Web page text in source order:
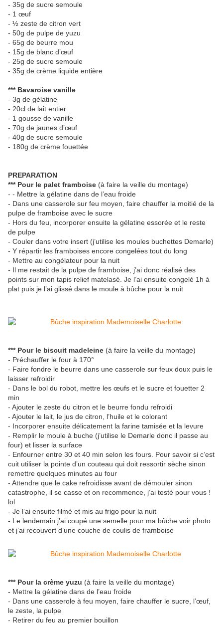
- 35g de sucre semoule
- 1 œuf
- ½ zeste de citron vert
- 50g de pulpe de yuzu
- 65g de beurre mou
- 15g de blanc d’œuf
- 25g de sucre semoule
- 35g de crème liquide entière
*** Bavaroise vanille
- 3g de gélatine
- 20cl de lait entier
- 1 gousse de vanille
- 70g de jaunes d’œuf
- 40g de sucre semoule
- 180g de crème fouettée
PREPARATION
*** Pour le palet framboise (à faire la veille du montage)
- - Mettre la gélatine dans de l’eau froide
- Dans une casserole sur feu moyen, faire chauffer la moitié de la
pulpe de framboise avec le sucre
- Hors du feu, incorporer ensuite la gélatine essorée et le reste
de pulpe
- Couler dans votre insert (j’utilise les moules buchettes Demarle)
- Y répartir les framboises encore congelées tout du long
- Mettre au congélateur pour la nuit
- Il me restait de la pulpe de framboise, j’ai donc réalisé des
points sur mon tapis relief matelasé. Je l’ai ensuite congelé 1h à
plat puis je l’ai glissé dans le moule à bûche pour la nuit
*** Pour le biscuit madeleine (à faire la veille du montage)
- Préchauffer le four à 170°
- Faire fondre le beurre dans une casserole sur feux doux puis le
laisser refroidir
- Dans le bol du robot, mettre les œufs et le sucre et fouetter 2
min
- Ajouter le zeste du citron et le beurre fondu refroidi
- Ajouter le lait, le jus de citron, l’huile et le colorant
- Incorporer ensuite délicatement la farine tamisée et la levure
- Remplir le moule à buche (j’utilise le Demarle donc il passe au
four) et lisser la surface
- Enfourner entre 30 et 40 min selon les fours. Pour savoir si c’est
cuit utiliser la pointe d’un couteau qui doit ressortir sèche sinon
remettre quelques minutes au four
- Attendre que le cake refroidisse avant de démouler sinon
catastrophe, il se casse et on recommence, j’ai testé pour vous !
lol
- Je l’ai ensuite filmé et mis au frigo pour la nuit
- Le lendemain j’ai coupé une semelle pour ma bûche voir photo
et j’ai recouvert d’une couche de coulis de framboise
*** Pour la crème yuzu (à faire la veille du montage)
- Mettre la gélatine dans de l’eau froide
- Dans une casserole à feu moyen, faire chauffer le sucre, l’œuf,
le zeste, la pulpe
- Retirer du feu au premier bouillon